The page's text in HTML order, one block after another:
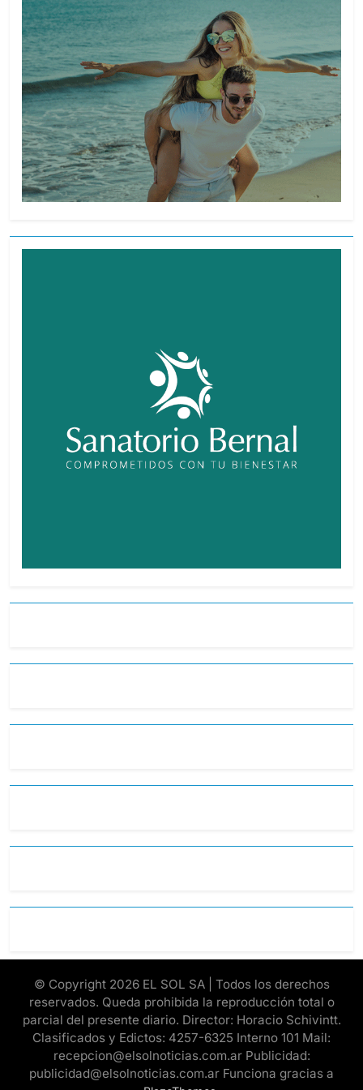
© Copyright 2026 EL SOL SA | Todos los derechos
reservados. Queda prohibida la reproducción total o
parcial del presente diario. Director: Horacio Schivintt.
Clasificados y Edictos: 4257-6325 Interno 101 Mail:
recepcion@elsolnoticias.com.ar Publicidad:
publicidad@elsolnoticias.com.ar Funciona gracias a